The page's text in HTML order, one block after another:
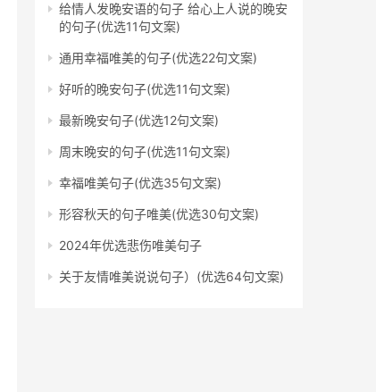
给情人发晚安语的句子 给心上人说的晚安
的句子(优选11句文案)
通用幸福唯美的句子(优选22句文案)
好听的晚安句子(优选11句文案)
最新晚安句子(优选12句文案)
周末晚安的句子(优选11句文案)
幸福唯美句子(优选35句文案)
形容秋天的句子唯美(优选30句文案)
2024年优选悲伤唯美句子
关于友情唯美说说句子）(优选64句文案)